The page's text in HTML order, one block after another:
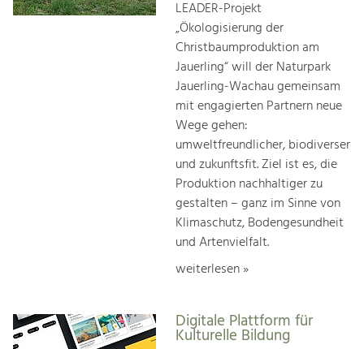
LEADER-Projekt
„Ökologisierung der
Christbaumproduktion am
Jauerling“ will der Naturpark
Jauerling-Wachau gemeinsam
mit engagierten Partnern neue
Wege gehen:
umweltfreundlicher, biodiverser
und zukunftsfit. Ziel ist es, die
Produktion nachhaltiger zu
gestalten – ganz im Sinne von
Klimaschutz, Bodengesundheit
und Artenvielfalt.
weiterlesen »
Digitale Plattform für
Kulturelle Bildung